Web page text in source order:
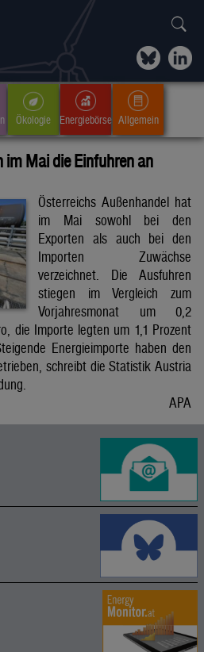
Ökologie Energiebörse Allgemein
Mai die Einfuhren an
Österreichs Außenhandel hat
im Mai sowohl bei den
Exporten als auch bei den
Importen Zuwächse
verzeichnet. Die Ausfuhren
stiegen im Vergleich zum
Vorjahresmonat um 0,2
die Importe legten um 1,1 Prozent
Energieimporte haben den
schreibt die Statistik Austria
APA